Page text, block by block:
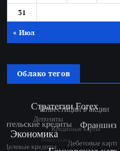
31
« Июл
Облако тегов